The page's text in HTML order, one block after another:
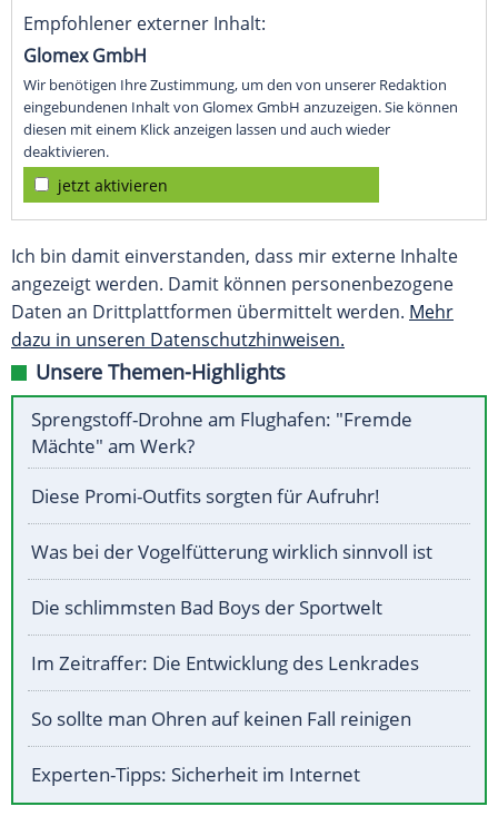
Empfohlener externer Inhalt:
Glomex GmbH
Wir benötigen Ihre Zustimmung, um den von unserer Redaktion
eingebundenen Inhalt von Glomex GmbH anzuzeigen. Sie können
diesen mit einem Klick anzeigen lassen und auch wieder
deaktivieren.
jetzt aktivieren
Ich bin damit einverstanden, dass mir externe Inhalte
angezeigt werden. Damit können personenbezogene
Daten an Drittplattformen übermittelt werden. Mehr
dazu in unseren Datenschutzhinweisen.
Unsere Themen-Highlights
Sprengstoff-Drohne am Flughafen: "Fremde
Mächte" am Werk?
Diese Promi-Outfits sorgten für Aufruhr!
Was bei der Vogelfütterung wirklich sinnvoll ist
Die schlimmsten Bad Boys der Sportwelt
Im Zeitraffer: Die Entwicklung des Lenkrades
So sollte man Ohren auf keinen Fall reinigen
Experten-Tipps: Sicherheit im Internet